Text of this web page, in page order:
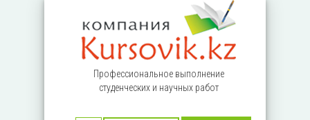
Профессиональное выполнение
студенческих и научных работ